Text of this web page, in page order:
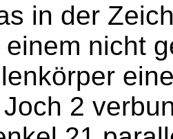
in der
nicht
2